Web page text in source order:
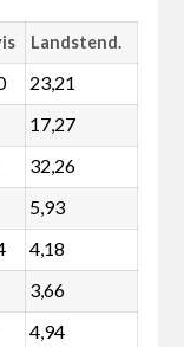
Landstend.
23,21
17,27
32,26
5,93
4,18
3,66
4,94